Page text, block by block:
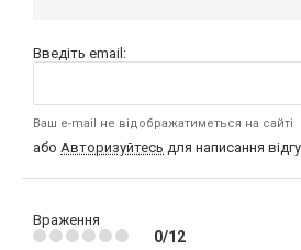
Введіть email:
Ваш e-mail не відображатиметься на сайті
або Авторизуйтесь для написання
Враження
0/12